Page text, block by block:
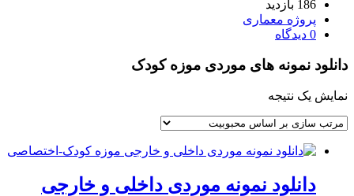
186 بازدید
پروژه معماری
0 دیدگاه
دانلود نمونه های موردی موزه کودک
نمایش یک نتیجه
دانلود نمونه موردی داخلی و خارجی